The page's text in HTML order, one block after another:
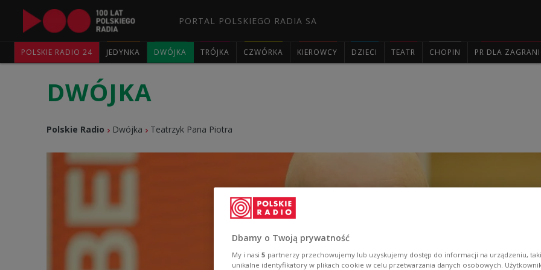
PORTAL POLSKIEGO RADIA SA
POLSKIE RADIO 24 JEDYNKA DWÓJKA TRÓJKA CZWÓRKA KIEROWCY DZIECI TEATR CHOPIN PR DLA
DWÓJKA
Polskie Radio Dwójka Teatrzyk Pana Piotra
Dbamy o Twoją prywatność
My i nasi 5 partnerzy przechowujemy lub uzyskujemy dostęp do informacji na urządzeniu,
unikalne identyfikatory w plikach cookie w celu przetwarzania danych osobowych.